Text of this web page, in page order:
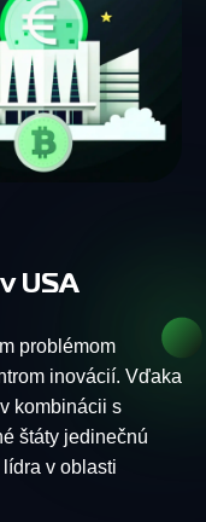
USA
problémom
inovácií. Vďaka
kombinácii s
štáty jedinečnú
v oblasti